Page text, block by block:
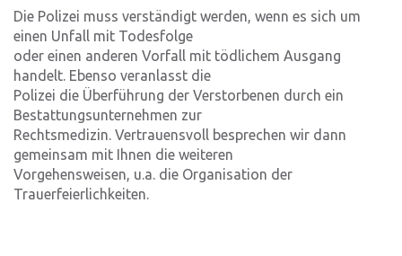
Die Polizei muss verständigt werden, wenn es sich um
einen Unfall mit Todesfolge
oder einen anderen Vorfall mit tödlichem Ausgang
handelt. Ebenso veranlasst die
Polizei die Überführung der Verstorbenen durch ein
Bestattungsunternehmen zur
Rechtsmedizin. Vertrauensvoll besprechen wir dann
gemeinsam mit Ihnen die weiteren
Vorgehensweisen, u.a. die Organisation der
Trauerfeierlichkeiten.